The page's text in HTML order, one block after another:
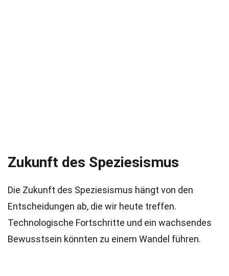
Zukunft des Speziesismus
Die Zukunft des Speziesismus hängt von den
Entscheidungen ab, die wir heute treffen.
Technologische Fortschritte und ein wachsendes
Bewusstsein könnten zu einem Wandel führen.